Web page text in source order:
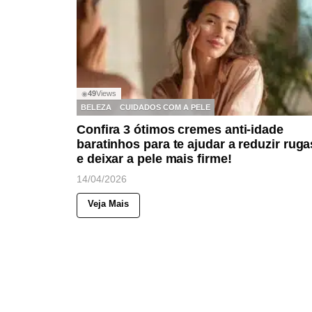
◉49Views
BELEZA
CUIDADOS COM A PELE
Confira 3 ótimos cremes anti-idade
baratinhos para te ajudar a reduzir
e deixar a pele mais firme!
14/04/2026
Veja Mais